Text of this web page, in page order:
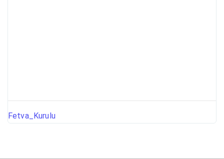
Fetva_Kurulu